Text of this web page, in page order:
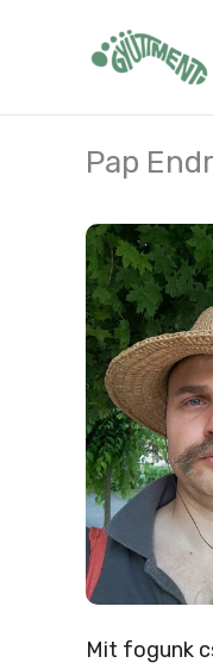
Pap
Mit fogunk